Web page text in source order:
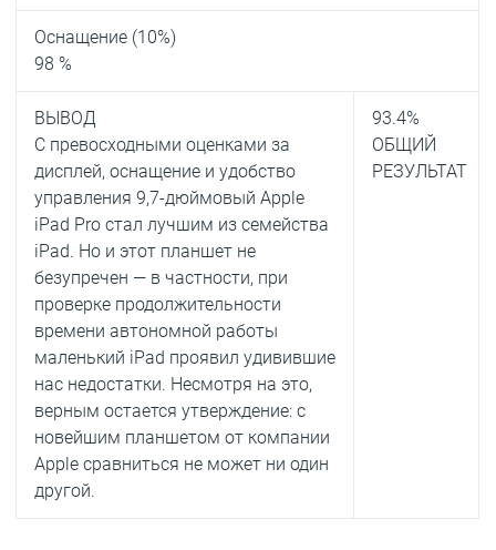
Оснащение (10%)
98 %
ВЫВОД
C превосходными оценками за
дисплей, оснащение и удобство
управления 9,7-дюймовый Apple
iPad Pro стал лучшим из семейства
iPad. Но и этот планшет не
безупречен — в частности, при
проверке продолжительности
времени автономной работы
маленький iPad проявил удивившие
нас недостатки. Несмотря на это,
верным остается утверждение: с
новейшим планшетом от компании
Apple сравниться не может ни один
другой.
93.4%
ОБЩИЙ
РЕЗУЛЬТАТ